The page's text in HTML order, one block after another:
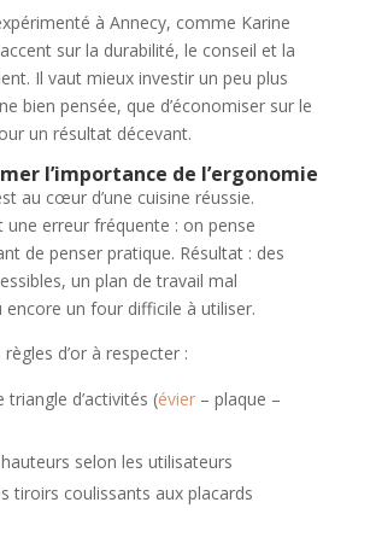
à Annecy, comme Karine
sur la durabilité, le conseil et la
Il vaut mieux investir un peu plus
bien pensée, que d’économiser sur le
un résultat décevant.
l’importance de l’ergonomie
au cœur d’une cuisine réussie.
une erreur fréquente : on pense
de penser pratique. Résultat : des
un plan de travail mal
un four difficile à utiliser.
d’or à respecter :
triangle d’activités (évier– plaque –
selon les utilisateurs
tiroirs coulissants aux placards